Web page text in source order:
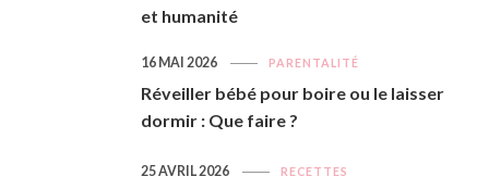
et humanité
PARENTALITÉ
Réveiller bébé pour boire ou le laisser
dormir : Que faire ?
16 MAI 2026
RECETTES
25 AVRIL 2026